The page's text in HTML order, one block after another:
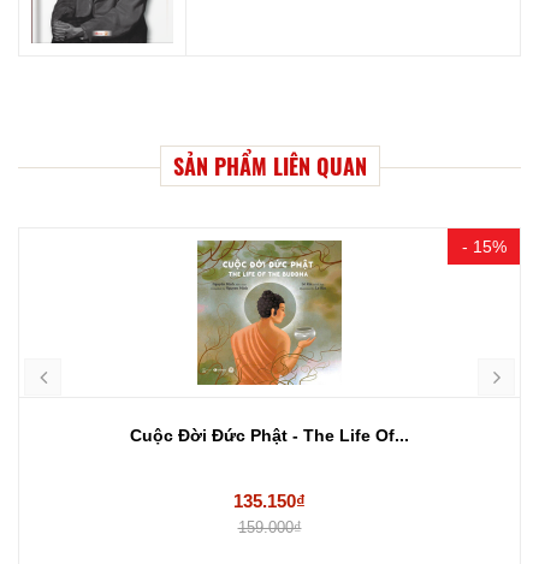
SẢN PHẨM LIÊN QUAN
- 15%
Cuộc Đời Đức Phật - The Life Of...
135.150₫
159.000₫